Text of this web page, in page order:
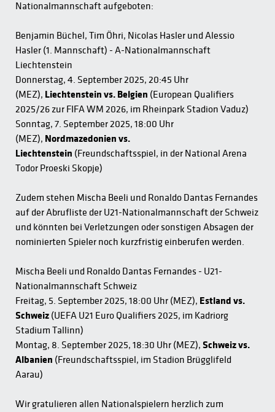
Nationalmannschaft aufgeboten:
Benjamin Büchel, Tim Öhri, Nicolas Hasler und Alessio
Hasler (1. Mannschaft) - A-Nationalmannschaft
Liechtenstein
Donnerstag, 4. September 2025, 20:45 Uhr
(MEZ), Liechtenstein vs. Belgien (European Qualifiers
2025/26 zur FIFA WM 2026, im Rheinpark Stadion Vaduz)
Sonntag, 7. September 2025, 18:00 Uhr
(MEZ), Nordmazedonien vs.
Liechtenstein (Freundschaftsspiel, in der National Arena
Todor Proeski Skopje)
Zudem stehen Mischa Beeli und Ronaldo Dantas Fernandes
auf der Abrufliste der U21-Nationalmannschaft der Schweiz
und könnten bei Verletzungen oder sonstigen Absagen der
nominierten Spieler noch kurzfristig einberufen werden.
Mischa Beeli und Ronaldo Dantas Fernandes - U21-
Nationalmannschaft Schweiz
Freitag, 5. September 2025, 18:00 Uhr (MEZ), Estland vs.
Schweiz (UEFA U21 Euro Qualifiers 2025, im Kadriorg
Stadium Tallinn)
Montag, 8. September 2025, 18:30 Uhr (MEZ), Schweiz vs.
Albanien (Freundschaftsspiel, im Stadion Brügglifeld
Aarau)
Wir gratulieren allen Nationalspielern herzlich zum